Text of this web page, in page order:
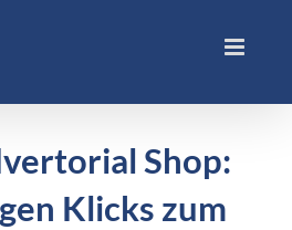
Shop:
Klicks zum